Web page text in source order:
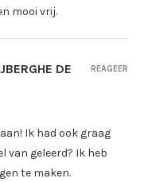
mooi vrij.
DE
Ik had ook graag
van geleerd? Ik heb
te maken.
REAGEER